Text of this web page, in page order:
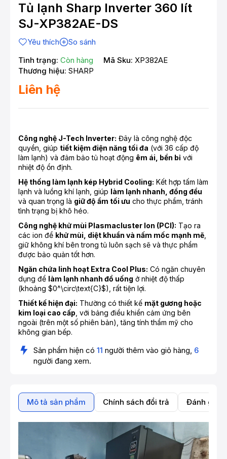
Tủ lạnh Sharp Inverter 360 lít
SJ-XP382AE-DS
Yêu thích
So sánh
Tình trạng: Còn hàng Mã Sku: XP382AE
Thương hiệu: SHARP
Liên hệ
Công nghệ J-Tech Inverter: Đây là công nghệ độc
quyền, giúp tiết kiệm điện năng tối đa (với 36 cấp độ
làm lạnh) và đảm bảo tủ hoạt động êm ái, bền bỉ với
nhiệt độ ổn định.
Hệ thống làm lạnh kép Hybrid Cooling: Kết hợp tấm làm
lạnh và luồng khí lạnh, giúp làm lạnh nhanh, đồng đều
và quan trọng là giữ độ ẩm tối ưu cho thực phẩm, tránh
tình trạng bị khô héo.
Công nghệ khử mùi Plasmacluster Ion (PCI): Tạo ra
các ion để khử mùi, diệt khuẩn và nấm mốc mạnh mẽ,
giữ không khí bên trong tủ luôn sạch sẽ và thực phẩm
được bảo quản tốt hơn.
Ngăn chứa linh hoạt Extra Cool Plus: Có ngăn chuyên
dụng để làm lạnh nhanh đồ uống ở nhiệt độ thấp
(khoảng $0^\circ\text{C}$), rất tiện lợi.
Thiết kế hiện đại: Thường có thiết kế mặt gương hoặc
kim loại cao cấp, với bảng điều khiển cảm ứng bên
ngoài (trên một số phiên bản), tăng tính thẩm mỹ cho
không gian bếp.
Sản phẩm hiện có 11 người thêm vào giỏ hàng, 6
người đang xem.
Mô tả sản phẩm Chính sách đổi trả Đánh giá